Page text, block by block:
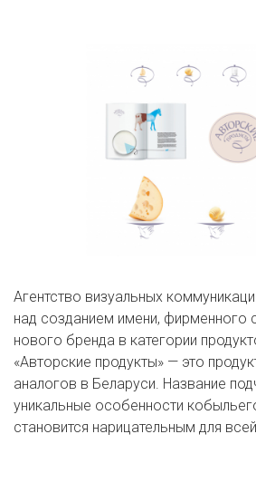
Агентство визуальных
над созданием имени, фирменного
нового бренда в категории
«Авторские продукты» — это
аналогов в Беларуси. Название
уникальные особенности
становится нарицательным для